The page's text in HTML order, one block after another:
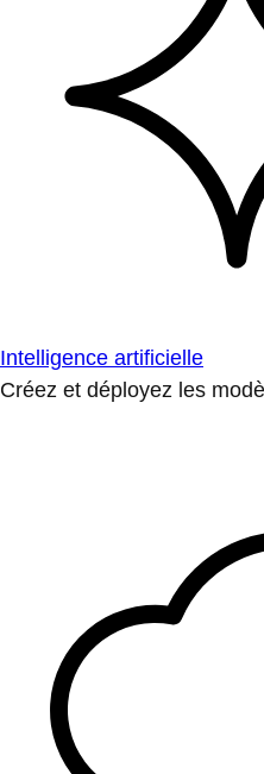
Intelligence artificielle
Créez et déployez les